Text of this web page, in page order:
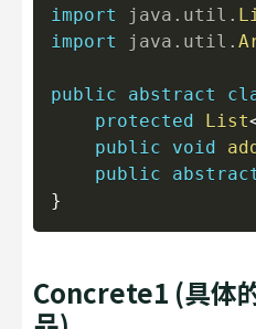
import
java . util .
import
java . util .
public abstract
protected
List
public
void
public
}
Concrete1 (具体